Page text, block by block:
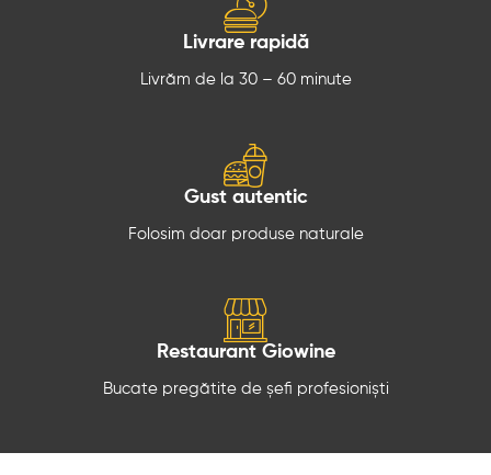
Livrare rapidă
Livrăm de la 30 – 60 minute
Gust autentic
Folosim doar produse naturale
Restaurant Giowine
Bucate pregătite de șefi profesioniști